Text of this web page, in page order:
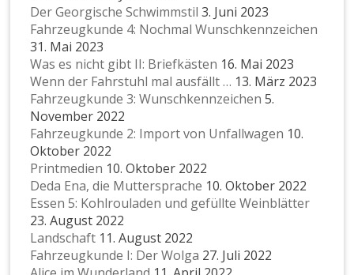
Der Georgische Schwimmstil 3. Juni 2023
Fahrzeugkunde 4: Nochmal Wunschkennzeichen
31. Mai 2023
Was es nicht gibt II: Briefkästen 16. Mai 2023
Wenn der Fahrstuhl mal ausfällt … 13. März 2023
Fahrzeugkunde 3: Wunschkennzeichen 5.
November 2022
Fahrzeugkunde 2: Import von Unfallwagen 10.
Oktober 2022
Printmedien 10. Oktober 2022
Deda Ena, die Muttersprache 10. Oktober 2022
Essen 5: Kohlrouladen und gefüllte Weinblätter
23. August 2022
Landschaft 11. August 2022
Fahrzeugkunde I: Der Wolga 27. Juli 2022